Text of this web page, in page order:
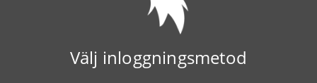
Välj inloggningsmetod